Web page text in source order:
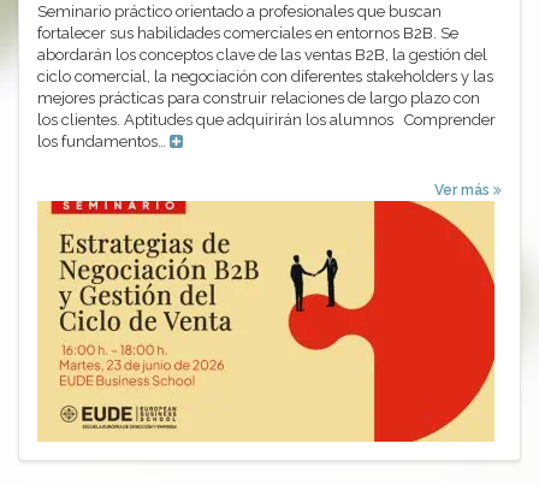
Seminario práctico orientado a profesionales que buscan
fortalecer sus habilidades comerciales en entornos B2B. Se
abordarán los conceptos clave de las ventas B2B, la gestión del
ciclo comercial, la negociación con diferentes stakeholders y las
mejores prácticas para construir relaciones de largo plazo con
los clientes. Aptitudes que adquirirán los alumnos Comprender
los fundamentos…
Ver más